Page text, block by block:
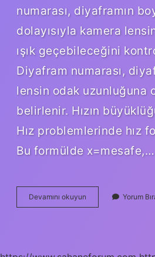
numarası, diyaframın
dolayısıyla kamera
ışık geçebileceğini
Diyafram numarası,
lensin odak uzunluğuna
belirlenir. Hızın
Hız problemlerinde hız
Bu formülde x=mesafe,…
Devamını okuyun
Boyutu
Yorum